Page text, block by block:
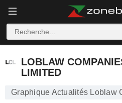
LOBLAW COMPANIES
LOBLAW
LIMITED
Graphique Actualités Loblaw